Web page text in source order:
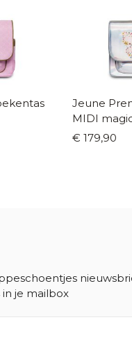
Jeune
MIDI
€ 179,90
je mailbox